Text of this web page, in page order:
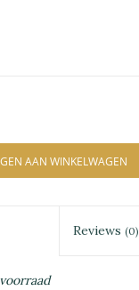
AAN WINKELWAGEN
Reviews (0)